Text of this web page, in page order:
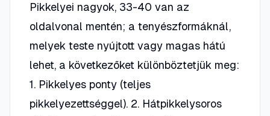
Pikkelyei nagyok, 33-40 van az
oldalvonal mentén; a tenyészformáknál,
melyek teste nyújtott vagy magas hátú
lehet, a következőket különböztetjük meg:
1. Pikkelyes ponty (teljes
pikkelyezettséggel). 2. Hátpikkelysoros